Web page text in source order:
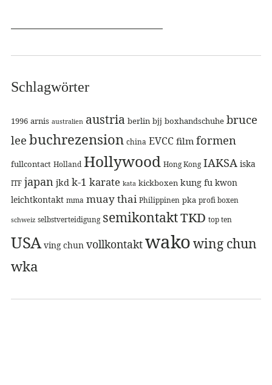
Schlagwörter
1996 arnis australien austria berlin bjj boxhandschuhe bruce
lee buchrezension china EVCC film formen
fullcontact Holland Hollywood Hong Kong IAKSA iska
ITF japan jkd k-1 karate kata kickboxen kung fu kwon
leichtkontakt mma muay thai Philippinen pka profi boxen
schweiz selbstverteidigung semikontaktTKD top ten
USA ving chun vollkontaktwakowing chun
wka